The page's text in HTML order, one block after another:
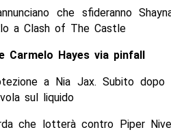
che sfideranno
a Clash of The Castle
Carmelo Hayes via pinfall
a Nia Jax. Subito dopo
sul liquido
che lotterà contro Piper